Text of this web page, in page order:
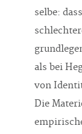
selbe:
als bei
von
Die